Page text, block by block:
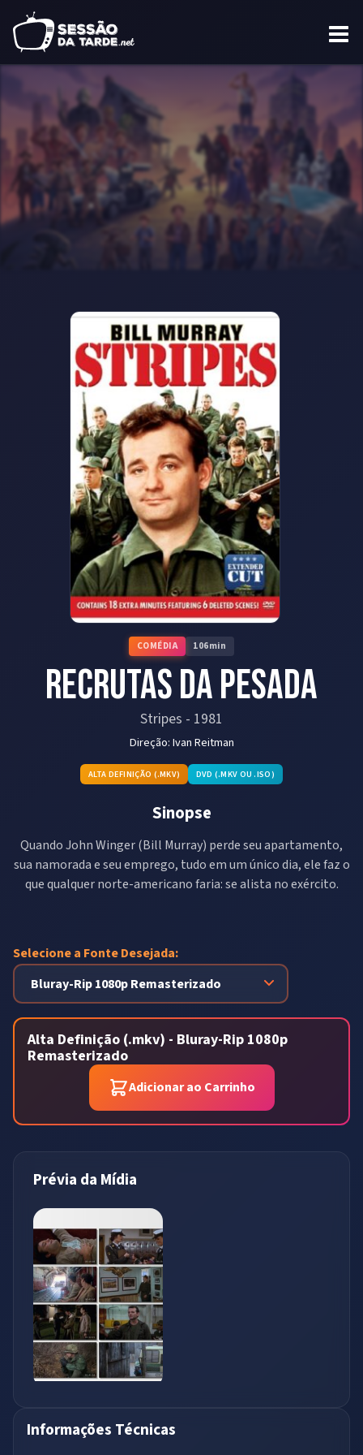
COMÉDIA 106min
Recrutas da Pesada
Stripes - 1981
Direção:Ivan Reitman
ALTA DEFINIÇÃO (.MKV) DVD (.MKV OU .ISO)
Sinopse
Quando John Winger (Bill Murray) perde seu apartamento,
sua namorada e seu emprego, tudo em um único dia, ele faz o
que qualquer norte-americano faria: se alista no exército.
Selecione a Fonte Desejada:
Alta Definição (.mkv) - Bluray-Rip 1080p
Remasterizado
Adicionar ao Carrinho
Prévia da Mídia
Informações Técnicas